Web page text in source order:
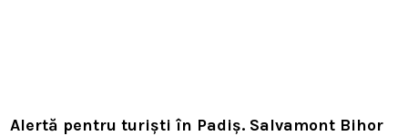
Alertă pentru turiști în Padiș. Salvamont Bihor